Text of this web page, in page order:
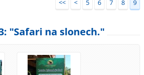
<< < 5 6 7 8 9
"Safari na slonech."